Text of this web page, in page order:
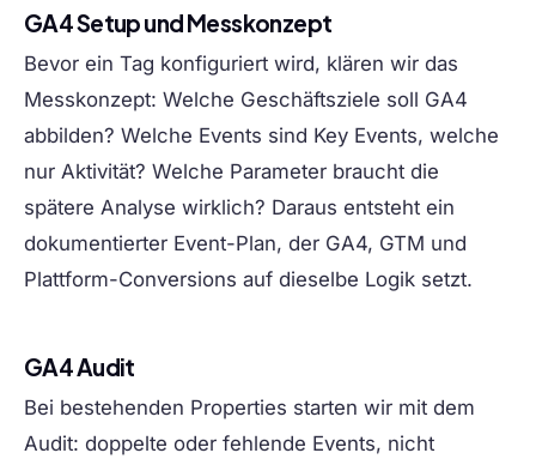
GA4 Setup und Messkonzept
Bevor ein Tag konfiguriert wird, klären wir das
Messkonzept: Welche Geschäftsziele soll GA4
abbilden? Welche Events sind Key Events, welche
nur Aktivität? Welche Parameter braucht die
spätere Analyse wirklich? Daraus entsteht ein
dokumentierter Event-Plan, der GA4, GTM und
Plattform-Conversions auf dieselbe Logik setzt.
GA4 Audit
Bei bestehenden Properties starten wir mit dem
Audit: doppelte oder fehlende Events, nicht